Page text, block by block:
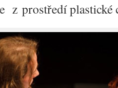
z prostředí plastické